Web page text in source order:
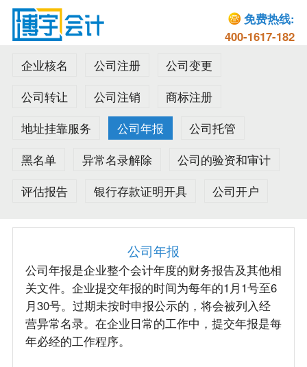
免费热线:
400-1617-182
企业核名
公司注册
公司变更
公司转让
公司注销
商标注册
地址挂靠服务
公司年报
公司托管
黑名单
异常名录解除
公司的验资和审计
评估报告
银行存款证明开具 公司开户
公司年报
公司年报是企业整个会计年度的财务报告及其他相
关文件。企业提交年报的时间为每年的1月1号至6
月30号。过期未按时申报公示的，将会被列入经
营异常名录。在企业日常的工作中，提交年报是每
年必经的工作程序。